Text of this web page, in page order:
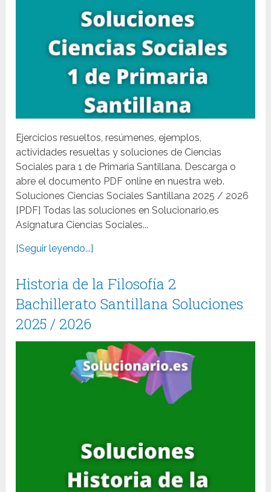
Ejercicios resueltos, resúmenes, ejemplos,
actividades resueltas y soluciones de Ciencias
Sociales para 1 de Primaria Santillana. Descarga o
abre el documento PDF online en nuestra web.
Soluciones Ciencias Sociales Santillana 2025 / 2026
[PDF] Todas las soluciones en Solucionario.es
Asignatura Ciencias Sociales...
[Seguir leyendo...]
Historia de la Filosofía 2
Bachillerato Santillana Soluciones
2025 / 2026